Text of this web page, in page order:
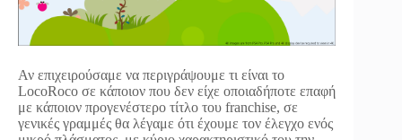
Αν επιχειρούσαμε να περιγράψουμε τι είναι το
LocoRoco σε κάποιον που δεν είχε οποιαδήποτε επαφή
με κάποιον προγενέστερο τίτλο του franchise, σε
γενικές γραμμές θα λέγαμε ότι έχουμε τον έλεγχο ενός